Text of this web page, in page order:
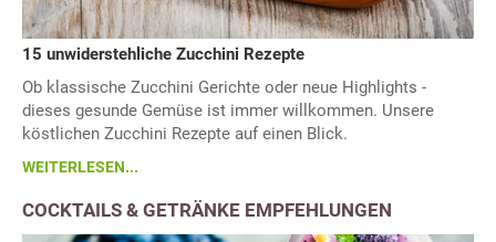
15 unwiderstehliche Zucchini Rezepte
Ob klassische Zucchini Gerichte oder neue Highlights -
dieses gesunde Gemüse ist immer willkommen. Unsere
köstlichen Zucchini Rezepte auf einen Blick.
WEITERLESEN...
COCKTAILS & GETRÄNKE EMPFEHLUNGEN